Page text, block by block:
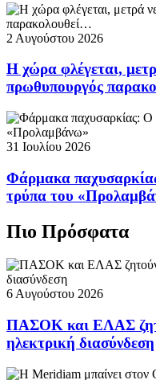
2 Αυγούστου 2026
Η χώρα φλέγεται,
πρωθυπουργός
31 Ιουλίου 2026
Φάρμακα
τρύπα του
Πιο Πρόσφατα
6 Αυγούστου 2026
ΠΑΣΟΚ και ΕΛΑΣ
ηλεκτρική διασύνδεση